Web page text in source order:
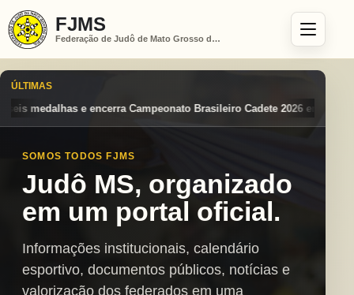
FJMS
Federação de Judô de Mato Grosso do Sul
ÚLTIMAS
Brasileiro Cadete 2026 entre os destaques nacionais Mato
SOMOS TODOS FJMS
Judô MS, organizado
em um portal oficial.
Informações institucionais, calendário
esportivo, documentos públicos, notícias e
valorização dos federados em uma